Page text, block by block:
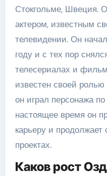
Стокгольме, Швеция.
актером, известным
телевидении. Он
году и с тех пор
телесериалах и
известен своей
он играл персонажа
настоящее время он
карьеру и
проектах.
Каков рост